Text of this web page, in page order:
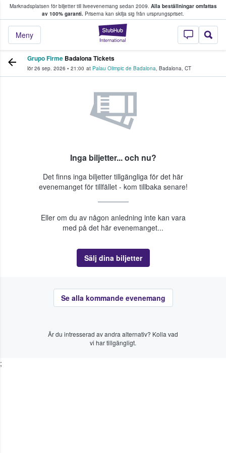
Marknadsplatsen för biljetter till liveevenemang sedan 2009. Alla beställningar omfattas
av 100% garanti. Priserna kan skilja sig från ursprungspriset.
StubHub – där
Meny
köper och säljer biljetter.
Grupo Firme Badalona Tickets
lör 26 sep. 2026 • 21:00 at Palau Olimpic de Badalona, Badalona, CT
Inga biljetter... och nu?
Det finns inga biljetter tillgängliga för det här
evenemanget för tillfället - kom tillbaka senare!
Eller om du av någon anledning inte kan vara
med på det här evenemanget...
Sälj dina biljetter
Se alla kommande evenemang
Är du intresserad av andra alternativ? Kolla vad
vi har tillgängligt.
;